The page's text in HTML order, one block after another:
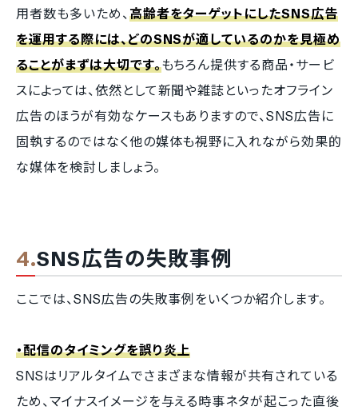
用者数も多いため、高齢者をターゲットにしたSNS広告
を運用する際には、どのSNSが適しているのかを見極め
ることがまずは大切です。もちろん提供する商品・サービ
スによっては、依然として新聞や雑誌といったオフライン
広告のほうが有効なケースもありますので、SNS広告に
固執するのではなく他の媒体も視野に入れながら効果的
な媒体を検討しましょう。
SNS広告の失敗事例
ここでは、SNS広告の失敗事例をいくつか紹介します。
・配信のタイミングを誤り炎上
SNSはリアルタイムでさまざまな情報が共有されている
ため、マイナスイメージを与える時事ネタが起こった直後